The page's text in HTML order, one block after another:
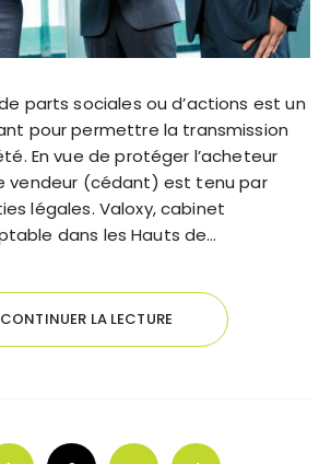
parts sociales ou d’actions est un
pour permettre la transmission
En vue de protéger l’acheteur
vendeur (cédant) est tenu par
légales. Valoxy, cabinet
dans les Hauts de…
CONTINUER LA LECTURE